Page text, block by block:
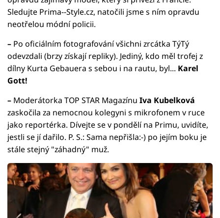
Sledujte Prima--Style.cz, natočili jsme s ním opravdu
neotřelou módní policii.
– Po oficiálním fotografování všichni zrcátka TýTý
odevzdali (brzy získají repliky). Jediný, kdo měl trofej z
dílny Kurta Gebauera s sebou i na rautu, byl... Karel
Gott!
– Moderátorka TOP STAR Magazínu Iva Kubelková
zaskočila za nemocnou kolegyni s mikrofonem v ruce
jako reportérka. Dívejte se v pondělí na Primu, uvidíte,
jestli se jí dařilo. P. S.: Sama nepřišla:-) po jejím boku je
stále stejný "záhadný" muž.